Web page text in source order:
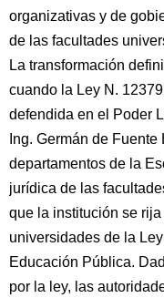
organizativas y de
de las facultades
La transformación
cuando la Ley N.
defendida en el Poder
Ing. Germán de
departamentos de la
jurídica de las
que la institución se
universidades de la
Educación Pública.
por la ley, las